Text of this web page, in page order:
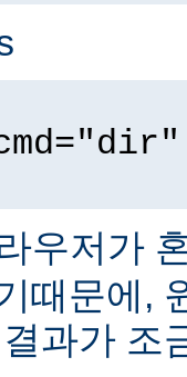
우저가
때문에,
과가 조